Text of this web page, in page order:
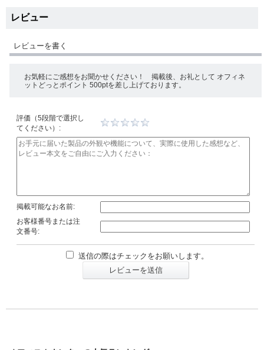
レビュー
レビューを書く
お気軽にご感想をお聞かせください！ 掲載後、お礼として オフィネ
ットどっとポイント 500ptを差し上げております。
評価（5段階で選択し
てください）:
掲載可能なお名前:
お客様番号または注
文番号:
送信の際はチェックをお願いします。
レビューを送信